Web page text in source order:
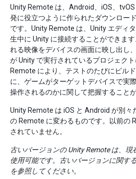
Unity Remote は、Android、iOS、
発に役立つように作られたダウンロー
です。Unity Remote は、Unity エディ
生中に Unity に接続することができま
れる映像をデバイスの画面に映し出し
が Unity で実行されているプロジェク
Remote により、テストのたびにビル
に、ゲームがターゲットデバイスで実
操作されるのかに関して把握することが
Unity Remote は iOS と Android が別々
の Remote に変わるものです。以前の
されていません。
古いバージョンの Unity Remote は、
使用可能です。古いバージョンに関す
を参照してください。